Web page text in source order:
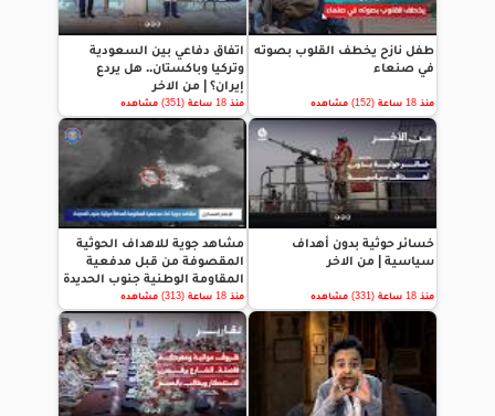
طفل نازح يخطف القلوب بصوته
في صنعاء
منذ 18 ساعة (152) مشاهده
اتفاق دفاعي بين السعودية
وتركيا وباكستان.. هل يردع
إيران؟ | من الاخر
منذ 18 ساعة (351) مشاهده
خسائر حوثية بدون أهداف
سياسية | من الاخر
منذ 18 ساعة (331) مشاهده
مشاهد جوية للاهداف الحوثية
المقصوفة من قبل مدفعية
المقاومة الوطنية جنوب الحديدة
منذ 18 ساعة (313) مشاهده